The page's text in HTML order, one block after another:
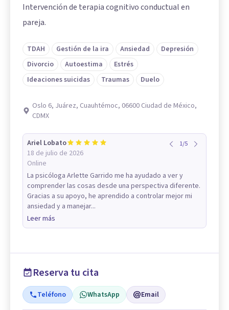
Intervención de terapia cognitivo conductual en
pareja.
TDAH Gestión de la ira Ansiedad
Depresión
Divorcio
Autoestima
Estrés
Ideaciones suicidas
Traumas Duelo
Oslo 6, Juárez, Cuauhtémoc, 06600 Ciudad de México,
CDMX
Ariel Lobato
18 de julio de 2026
Online
1/5
La psicóloga Arlette Garrido me ha ayudado a ver y
comprender las cosas desde una perspectiva diferente.
Gracias a su apoyo, he aprendido a controlar mejor mi
ansiedad y a manejar...
Leer más
Reserva tu cita
Teléfono WhatsApp Email